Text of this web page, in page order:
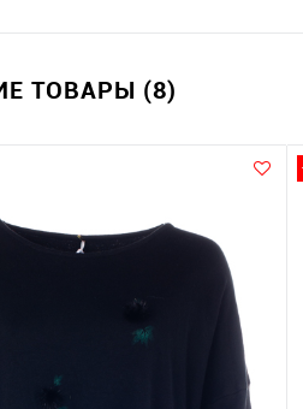
ТОВАРЫ (8)